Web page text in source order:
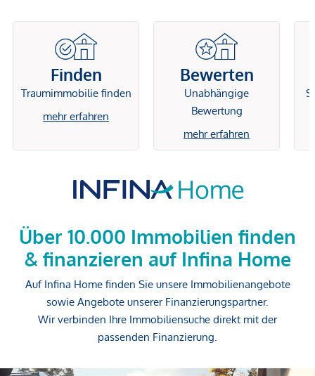
Finden
Traumimmobilie finden
mehr erfahren
Bewerten
Unabhängige
Bewertung
mehr erfahren
Über 10.000 Immobilien finden
& finanzieren auf Infina Home
Auf Infina Home finden Sie unsere Immobilienangebote
sowie Angebote unserer Finanzierungspartner.
Wir verbinden Ihre Immobiliensuche direkt mit der
passenden Finanzierung.